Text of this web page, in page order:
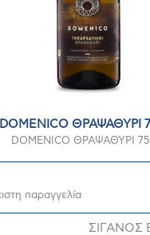
DOMENICO ΘΡΑΨΑΘΥΡΙ
DOMENICO ΘΡΑΨΑΘΥΡΙ
παραγγελία
ΣΙΓΑΝΟΣ